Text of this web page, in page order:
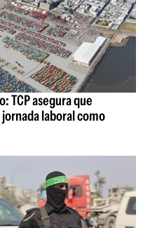
TCP asegura que
laboral como